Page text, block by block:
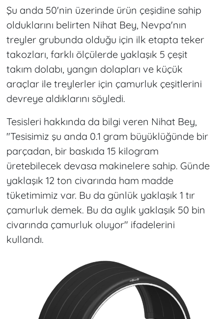
Şu anda 50'nin üzerinde ürün çeşidine sahip
olduklarını belirten Nihat Bey, Nevpa'nın
treyler grubunda olduğu için ilk etapta teker
takozları, farklı ölçülerde yaklaşık 5 çeşit
takım dolabı, yangın dolapları ve küçük
araçlar ile treylerler için çamurluk çeşitlerini
devreye aldıklarını söyledi.
Tesisleri hakkında da bilgi veren Nihat Bey,
"Tesisimiz şu anda 0.1 gram büyüklüğünde bir
parçadan, bir baskıda 15 kilogram
üretebilecek devasa makinelere sahip. Günde
yaklaşık 12 ton civarında ham madde
tüketimimiz var. Bu da günlük yaklaşık 1 tır
çamurluk demek. Bu da aylık yaklaşık 50 bin
civarında çamurluk oluyor" ifadelerini
kullandı.